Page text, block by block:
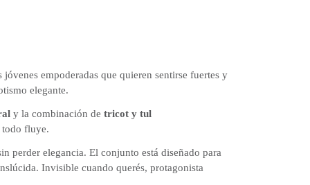
empoderadas que quieren sentirse fuertes y
elegante.
y la combinación de tricot y tul
todo fluye.
perder elegancia. El conjunto está diseñado para
Invisible cuando querés, protagonista